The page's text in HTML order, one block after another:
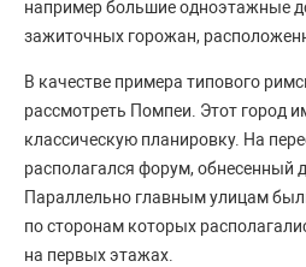
например большие одноэтажные
зажиточных горожан,
В качестве примера типового
рассмотреть Помпеи. Этот город
классическую планировку. На
располагался форум, обнесенный
Параллельно главным улицам
по сторонам которых
на первых этажах.